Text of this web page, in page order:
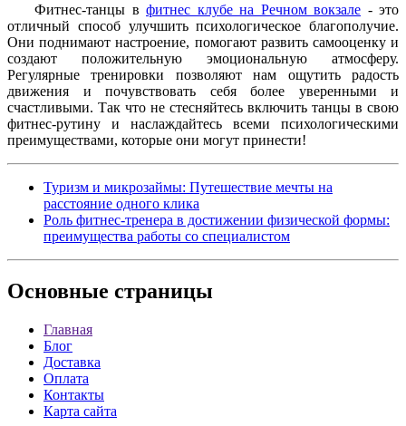
Фитнес-танцы в фитнес клубе на Речном вокзале - это
отличный способ улучшить психологическое благополучие.
Они поднимают настроение, помогают развить самооценку и
создают положительную эмоциональную атмосферу.
Регулярные тренировки позволяют нам ощутить радость
движения и почувствовать себя более уверенными и
счастливыми. Так что не стесняйтесь включить танцы в свою
фитнес-рутину и наслаждайтесь всеми психологическими
преимуществами, которые они могут принести!
Туризм и микрозаймы: Путешествие мечты на
расстояние одного клика
Роль фитнес-тренера в достижении физической формы:
преимущества работы со специалистом
Основные страницы
Главная
Блог
Доставка
Оплата
Контакты
Карта сайта